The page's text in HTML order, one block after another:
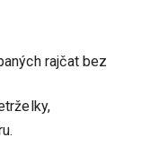
rajčat bez